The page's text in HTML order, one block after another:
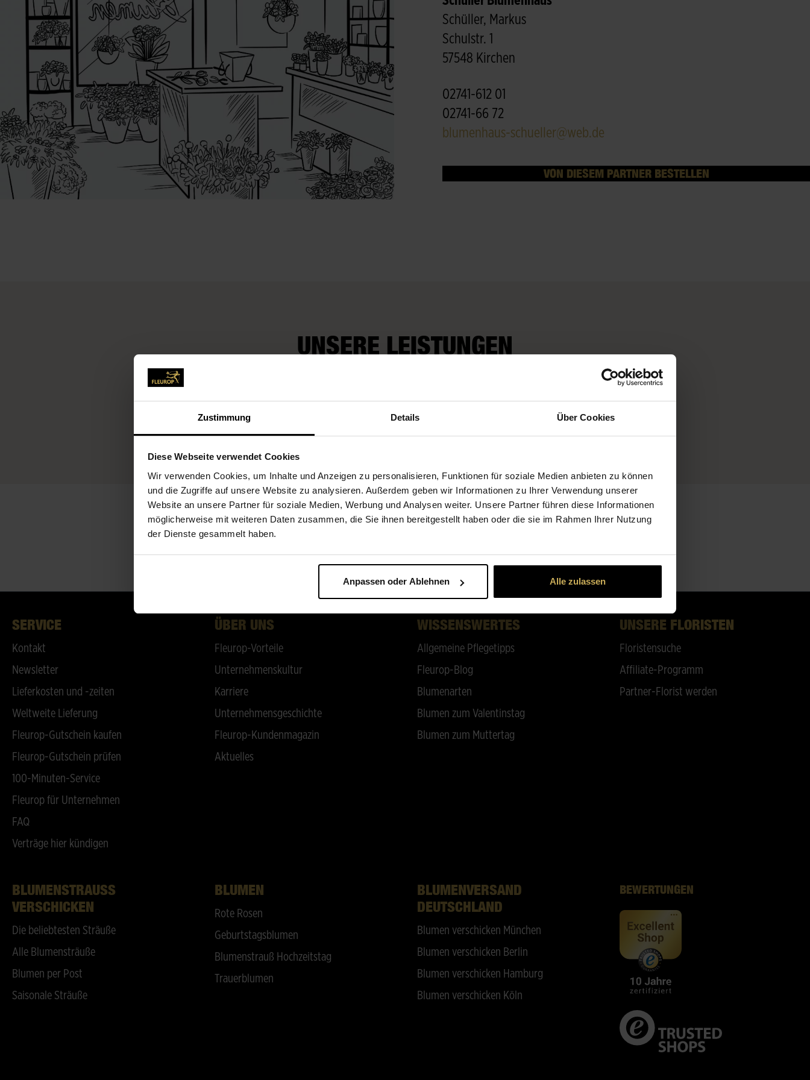
Zustimmung Details Über Cookies
Diese Webseite verwendet Cookies
Wir verwenden Cookies, um Inhalte und Anzeigen zu personalisieren, Funktionen für soziale Medien anbieten zu können
und die Zugriffe auf unsere Website zu analysieren. Außerdem geben wir Informationen zu Ihrer Verwendung unserer
Website an unsere Partner für soziale Medien, Werbung und Analysen weiter. Unsere Partner führen diese Informationen
möglicherweise mit weiteren Daten zusammen, die Sie ihnen bereitgestellt haben oder die sie im Rahmen Ihrer Nutzung
der Dienste gesammelt haben.
Anpassen oder Ablehnen Alle zulassen
Schüller, Markus
Schulstr. 1
57548 Kirchen
02741-612 01
02741-66 72
blumenhaus-schueller@web.de
VON DIESEM PARTNER BESTELLEN
UNSERE LEISTUNGEN
Sonntagslieferung
möglich
SERVICE
Kontakt
Newsletter
Lieferkosten und -zeiten
Weltweite Lieferung
Fleurop-Gutschein kaufen
Fleurop-Gutschein prüfen
100-Minuten-Service
Fleurop für Unternehmen
FAQ
Verträge hier kündigen
ÜBER UNS
Fleurop-Vorteile
Unternehmenskultur
Karriere
Unternehmensgeschichte
Fleurop-Kundenmagazin
Aktuelles
WISSENSWERTES
Allgemeine Pflegetipps
Fleurop-Blog
Blumenarten
Blumen zum Valentinstag
Blumen zum Muttertag
UNSERE FLORISTEN
Floristensuche
Affiliate-Programm
Partner-Florist werden
BLUMENSTRAUSS V
ERSCHICKEN
Die beliebtesten Sträuße
Alle Blumensträuße
Blumen per Post
Saisonale Sträuße
BLUMEN
Rote Rosen
Geburtstagsblumen
Blumenstrauß Hochzeitstag
Trauerblumen
BLUMENVERSAND
DEUTSCHLAND
Blumen verschicken München
Blumen verschicken Berlin
Blumen verschicken Hamburg
Blumen verschicken Köln
BEWERTUNGEN